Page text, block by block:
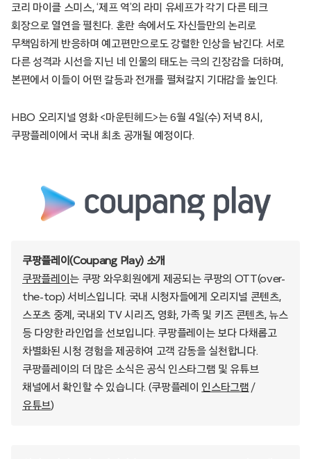
코리 마이클 스미스, ‘제프 역’의 라미 유세프가 각기 다른 테크
회장으로 열연을 펼친다. 혼란 속에서도 자신들만의 논리로
무책임하게 반응하며 예고편만으로도 강렬한 인상을 남긴다. 서로
다른 성격과 시선을 지닌 네 인물의 태도는 극의 긴장감을 더하며,
본편에서 이들이 어떤 갈등과 전개를 펼쳐갈지 기대감을 높인다.
HBO 오리지널 영화 <마운틴헤드>는 6월 4일(수) 저녁 8시,
쿠팡플레이에서 국내 최초 공개될 예정이다.
쿠팡플레이(Coupang Play) 소개
쿠팡플레이 는 쿠팡 와우회원에게 제공되는 쿠팡의 OTT(over-
the-top) 서비스입니다. 국내 시청자들에게 오리지널 콘텐츠,
스포츠 중계, 국내외 TV 시리즈, 영화, 가족 및 키즈 콘텐츠, 뉴스
등 다양한 라인업을 선보입니다. 쿠팡플레이는 보다 다채롭고
차별화된 시청 경험을 제공하여 고객 감동을 실천합니다.
쿠팡플레이의 더 많은 소식은 공식 인스타그램 및 유튜브
채널에서 확인할 수 있습니다. (쿠팡플레이 인스타그램 /
유튜브)